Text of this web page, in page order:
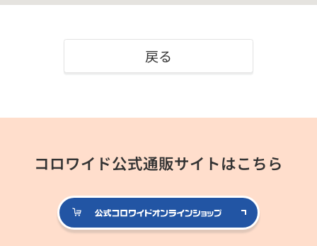
戻る
コロワイド公式通販サイトはこちら
公式コロ